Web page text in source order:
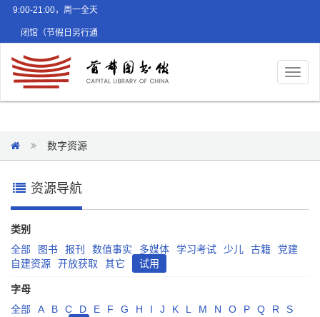
9:00-21:00，周一全天
闭馆（节假日另行通
数字资源
资源导航
类别
全部
图书 报刊 数值事实 多媒体 学习考试 少儿 古籍
党建
自建资源
开放获取 其它 试用
字母
全部
A B C D E F G H I J K L M N O P Q R
S